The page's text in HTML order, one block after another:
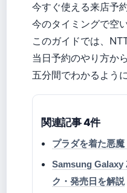
今すぐ使える来店予
今のタイミングで空
このガイドでは、
当日予約のやり方か
五分間でわかるよう
関連記事 4件
プラダを着た悪
Samsung Galaxy
ク・発売日を解説